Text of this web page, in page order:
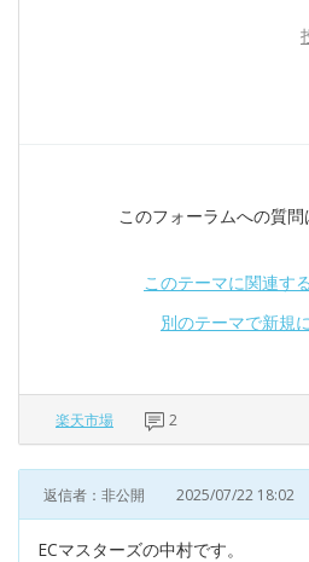
このフォーラムへの質
このテーマに関連す
別のテーマで新規
楽天市場 2
返信者：非公開 2025/07/22 18:02
ECマスターズの中村です。